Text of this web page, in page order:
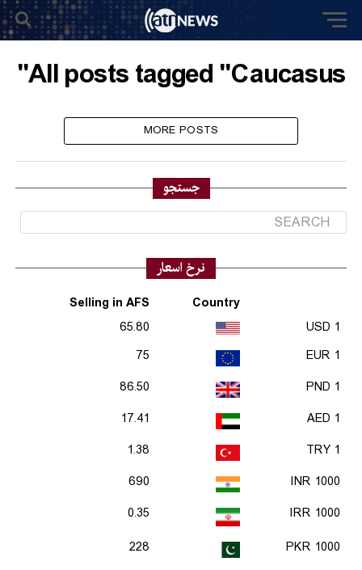
All posts tagged "Caucasus"
MORE POSTS
جستجو
نرخ اسعار
Country
Selling in AFS
1 USD
65.80
1 EUR
75
1 PND
86.50
1 AED
17.41
1 TRY
1.38
1000 INR
690
1000 IRR
0.35
1000 PKR
228